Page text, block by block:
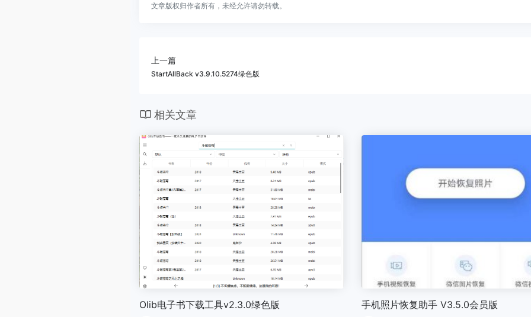
文章版权归作者所有，未经允许请勿转载。
上一篇
StartAllBack v3.9.10.5274绿色版
相关文章
Olib电子书下载工具v2.3.0绿色版 手机照片恢复助手 V3.5.0会员版